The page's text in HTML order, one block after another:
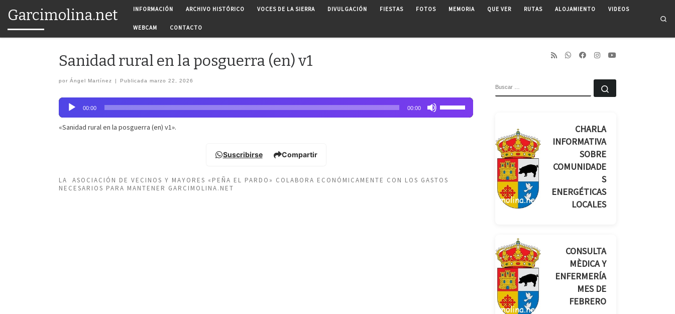
Saltar al contenido
Garcimolina.net INFORMACIÓN ARCHIVO HISTÓRICO VOCES DE LA SIERRA DIVULGACIÓN FIESTAS FOTOS MEMORIA QUE VER RUTAS ALOJAMIENTO VIDEOS
WEBCAM CONTACTO
Sanidad rural en la posguerra (en) v1
por Ángel Martínez | Publicadamarzo 22, 2026
Reproductor
de
audio
00:00 00:00
aumentar
«Sanidad rural en la posguerra (en) v1».
Suscribirse Compartir
LA ASOCIACIÓN DE VECINOS Y MAYORES «PEÑA EL PARDO» COLABORA ECONÓMICAMENTE CON LOS GASTOS
NECESARIOS PARA MANTENER GARCIMOLINA.NET
CHARLA
INFORMATIVA
SOBRE
COMUNIDADE
S
ENERGÉTICAS
LOCALES
CONSULTA
MÈDICA Y
ENFERMERÍA
MES DE
FEBRERO